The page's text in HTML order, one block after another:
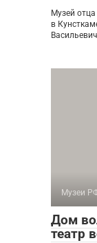
Музей
в
Музеи
Дом
театр